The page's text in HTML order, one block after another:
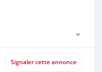
Signaler cette annonce